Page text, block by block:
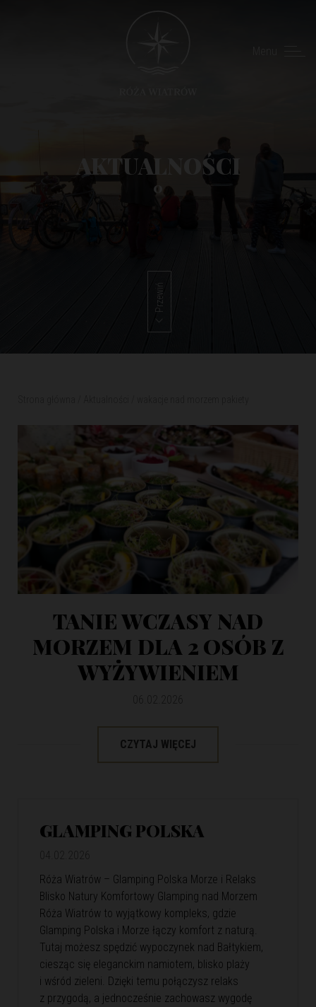
AKTUALNOŚCI
0
Przewiń
TANIE WCZASY NAD
MORZEM DLA 2 OSÓB Z
WYŻYWIENIEM
CZYTAJ WIĘCEJ
GLAMPING POLSKA
Róża Wiatrów – Glamping Polska Morze i Relaks
Blisko Natury Komfortowy Glamping nad Morzem
Róża Wiatrów to wyjątkowy kompleks, gdzie
Glamping Polska i Morze łączy komfort z naturą.
Tutaj możesz spędzić wypoczynek nad Bałtykiem,
ciesząc się eleganckim namiotem, blisko plaży
i wśród zieleni. Dzięki temu połączysz relaks
z przygodą, a jednocześnie zachowasz wygodę